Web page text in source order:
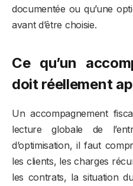
documentée ou qu’une
avant d’être choisie.
Ce qu’un
doit réellement
Un accompagnement
lecture globale de
d’optimisation, il faut
les clients, les charges
les contrats, la situation